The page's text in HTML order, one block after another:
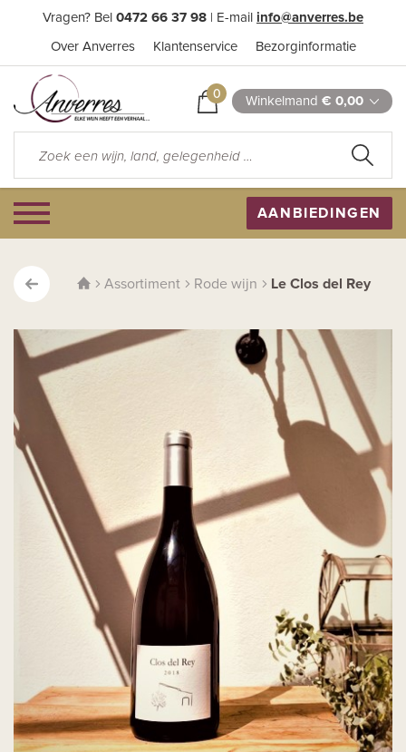
Vragen? Bel 0472 66 37 98 | E-mail info@anverres.be
Over Anverres Klantenservice Bezorginformatie
0 Winkelmand € 0,00
AANBIEDINGEN
Assortiment Rode wijn Le Clos del Rey